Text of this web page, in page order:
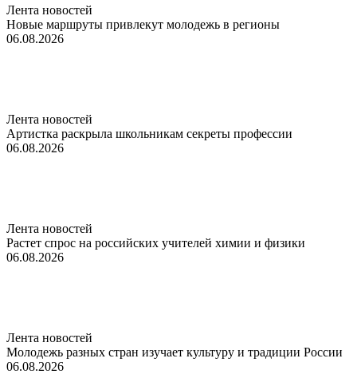
Лента новостей
Новые маршруты привлекут молодежь в регионы
06.08.2026
Лента новостей
Артистка раскрыла школьникам секреты профессии
06.08.2026
Лента новостей
Растет спрос на российских учителей химии и физики
06.08.2026
Лента новостей
Молодежь разных стран изучает культуру и традиции России
06.08.2026